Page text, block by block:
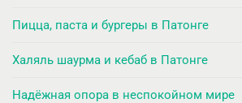
Пицца, паста и бургеры в Патонге
Халяль шаурма и кебаб в Патонге
Надёжная опора в неспокойном мире